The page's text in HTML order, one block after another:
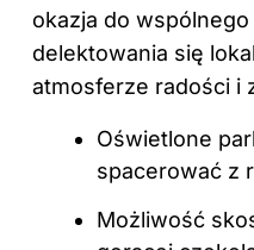
okazja do
delektowania się
atmosferze radości i
Oświetlone
spacerować z
Możliwość